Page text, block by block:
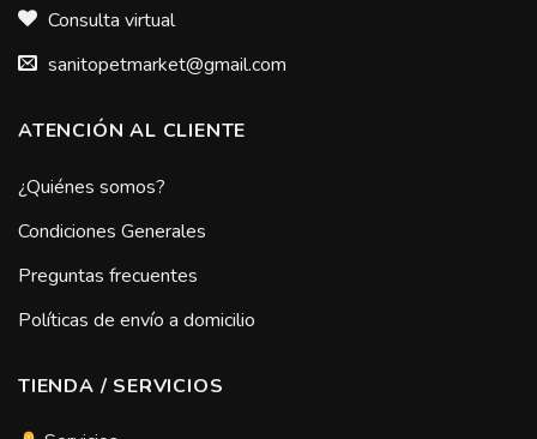
Consulta virtual
sanitopetmarket@gmail.com
ATENCIÓN AL CLIENTE
¿Quiénes somos?
Condiciones Generales
Preguntas frecuentes
Políticas de envío a domicilio
TIENDA / SERVICIOS